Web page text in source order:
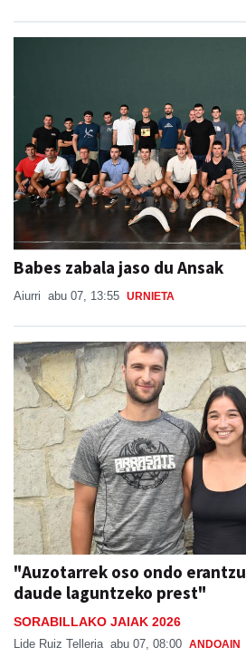
Babes zabala jaso du Ansak
Aiurri abu 07, 13:55 URNIETA
"Auzotarrek oso ondo
daude laguntzeko prest"
SORABILLAKO JAIAK 2026
Lide Ruiz Telleria abu 07, 08:00 ANDOAIN